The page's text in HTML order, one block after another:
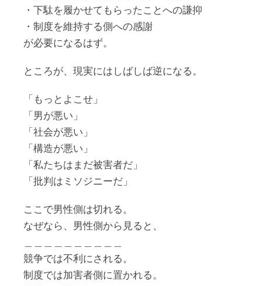
・下駄を履かせてもらったことへの謙抑
・制度を維持する側への感謝
が必要になるはず。
ところが、現実にはしばしば逆になる。
「もっとよこせ」
「男が悪い」
「社会が悪い」
「構造が悪い」
「私たちはまだ被害者だ」
「批判はミソジニーだ」
ここで男性側は切れる。
なぜなら、男性側から見ると、
競争では不利にされる。
制度では加害者側に置かれる。